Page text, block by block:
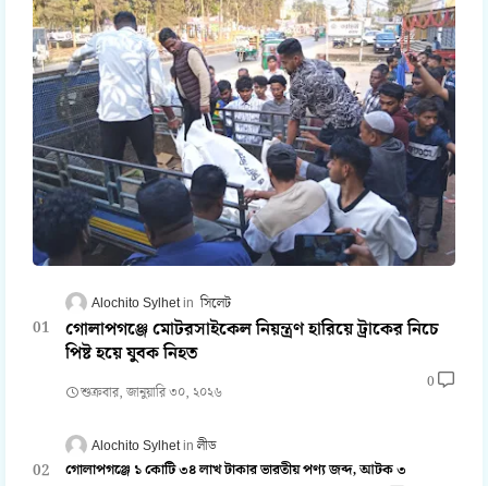
Alochito Sylhet সিলেট
গোলাপগঞ্জে মোটরসাইকেল নিয়ন্ত্রণ হারিয়ে ট্রাকের নিচে
পিষ্ট হয়ে যুবক নিহত
শুক্রবার, জানুয়ারি ৩০, ২০২৬
0
Alochito Sylhet লীড
গোলাপগঞ্জে ১ কোটি ৩৪ লাখ টাকার ভারতীয় পণ্য জব্দ, আটক ৩